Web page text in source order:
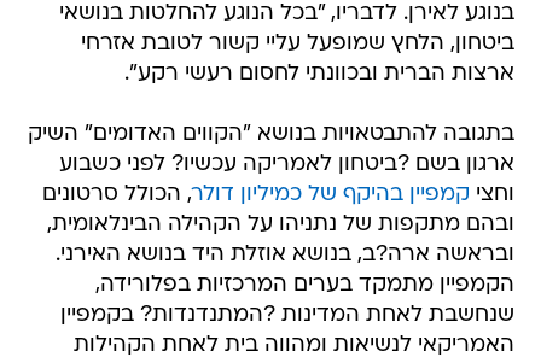
בנוגע לאירן. לדבריו, "בכל הנוגע להחלטות בנושאי
ביטחון, הלחץ שמופעל עליי קשור לטובת אזרחי
ארצות הברית ובכוונתי לחסום רעשי רקע".
בתגובה להתבטאויות בנושא "הקווים האדומים" השיק
ארגון בשם ?ביטחון לאמריקה עכשיו? לפני כשבוע
וחצי קמפיין בהיקף של כמיליון דולר, הכולל סרטונים
ובהם מתקפות של נתניהו על הקהילה הבינלאומית,
ובראשה ארה?ב, בנושא אוזלת היד בנושא האירני.
הקמפיין מתמקד בערים המרכזיות בפלורידה,
שנחשבת לאחת המדינות ?המתנדנדות? בקמפיין
האמריקאי לנשיאות ומהווה בית לאחת הקהילות